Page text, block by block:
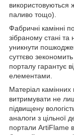
використовуються
паливо тощо).
Фабричні камінні
зібраному стані
уникнути
суттєво
порталу гарантує
елементами.
Матеріал
витримувати не
підвищену
аналоги з цільної
портали ArtiFlame